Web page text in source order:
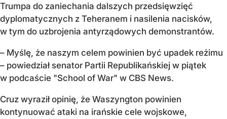
Trumpa do zaniechania dalszych przedsięwzięć
dyplomatycznych z Teheranem i nasilenia nacisków,
w tym do uzbrojenia antyrządowych demonstrantów.
– Myślę, że naszym celem powinien być upadek reżimu
– powiedział senator Partii Republikańskiej w piątek
w podcaście "School of War" w CBS News.
Cruz wyraził opinię, że Waszyngton powinien
kontynuować ataki na irańskie cele wojskowe,